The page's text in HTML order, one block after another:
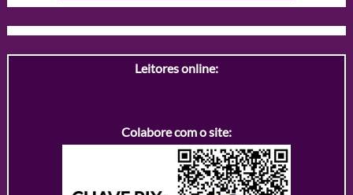
Leitores online:
Colabore com o site: